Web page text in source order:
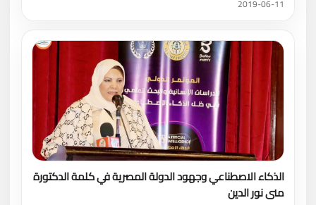
2019-06-11
الذكاء الاصطناعي وجهود الدولة المصرية في كلمة الدكتورة
منى نور الدين